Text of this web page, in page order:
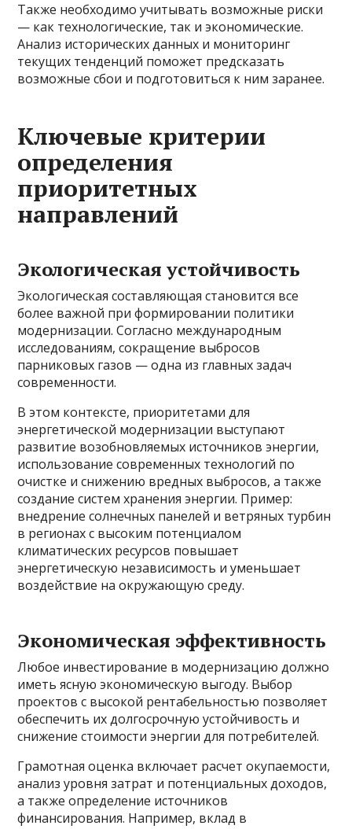
Также необходимо учитывать возможные риски
— как технологические, так и экономические.
Анализ исторических данных и мониторинг
текущих тенденций поможет предсказать
возможные сбои и подготовиться к ним заранее.
Ключевые критерии
определения
приоритетных
направлений
Экологическая устойчивость
Экологическая составляющая становится все
более важной при формировании политики
модернизации. Согласно международным
исследованиям, сокращение выбросов
парниковых газов — одна из главных задач
современности.
В этом контексте, приоритетами для
энергетической модернизации выступают
развитие возобновляемых источников энергии,
использование современных технологий по
очистке и снижению вредных выбросов, а также
создание систем хранения энергии. Пример:
внедрение солнечных панелей и ветряных турбин
в регионах с высоким потенциалом
климатических ресурсов повышает
энергетическую независимость и уменьшает
воздействие на окружающую среду.
Экономическая эффективность
Любое инвестирование в модернизацию должно
иметь ясную экономическую выгоду. Выбор
проектов с высокой рентабельностью позволяет
обеспечить их долгосрочную устойчивость и
снижение стоимости энергии для потребителей.
Грамотная оценка включает расчет окупаемости,
анализ уровня затрат и потенциальных доходов,
а также определение источников
финансирования. Например, вклад в